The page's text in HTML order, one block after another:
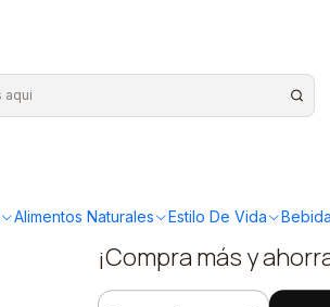
Alimentos Naturales Estilo De Vida
Palo
¡Compra más y